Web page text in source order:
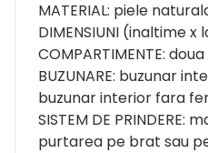
MATERIAL: piele
DIMENSIUNI (inaltime
COMPARTIMENTE:
BUZUNARE: buzunar
buzunar interior fara
SISTEM DE
purtarea pe brat sau